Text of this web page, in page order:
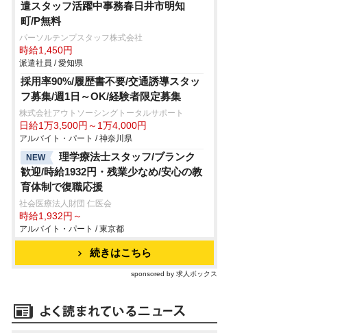
遣スタッフ活躍中事務春日井市明知
町/P無料
パーソルテンプスタッフ株式会社
時給1,450円
派遣社員 / 愛知県
採用率90%/履歴書不要/交通誘導スタッ
フ募集/週1日～OK/経験者限定募集
株式会社アウトソーシングトータルサポート
日給1万3,500円～1万4,000円
アルバイト・パート / 神奈川県
NEW
理学療法士スタッフ/ブランク
歓迎/時給1932円・残業少なめ/安心の教
育体制で復職応援
社会医療法人財団 仁医会
時給1,932円～
アルバイト・パート / 東京都
続きはこちら
sponsored by 求人ボックス